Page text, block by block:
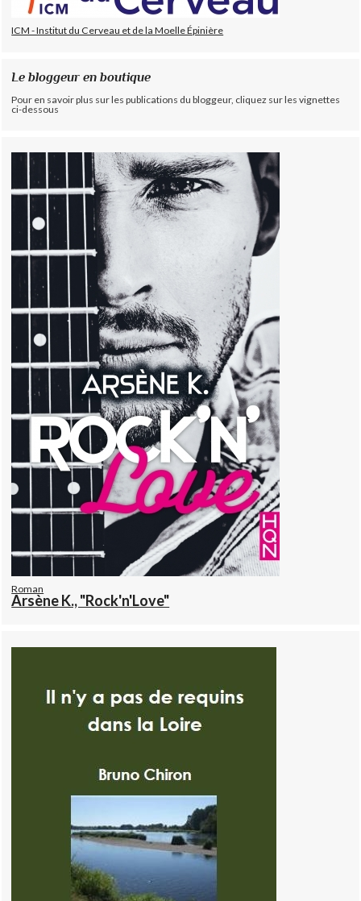
ICM - Institut du Cerveau et de la Moelle Épinière
Le bloggeur en boutique
Pour en savoir plus sur les publications du bloggeur, cliquez sur les vignettes
ci-dessous
Roman
Arsène K., "Rock'n'Love"